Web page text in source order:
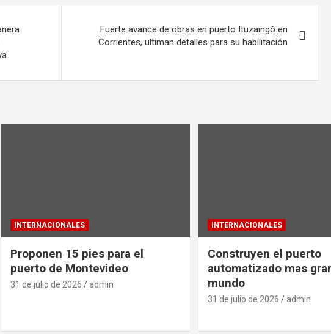
Fuerte avance de obras en puerto Ituzaingó en
Corrientes, ultiman detalles para su habilitación
INTERNACIONALES
Proponen 15 pies para el
puerto de Montevideo
31 de julio de 2026 admin
INTERNACIONALES
Construyen el puerto
automatizado mas
mundo
31 de julio de 2026 admin